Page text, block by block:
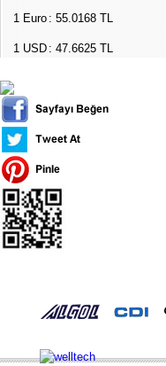
1 Euro : 55.0168 TL
1 USD : 47.6625 TL